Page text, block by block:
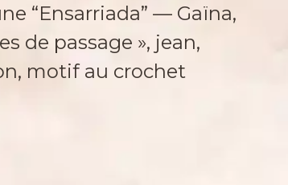
“Ensarriada” — Gaïna,
de passage », jean,
motif au crochet